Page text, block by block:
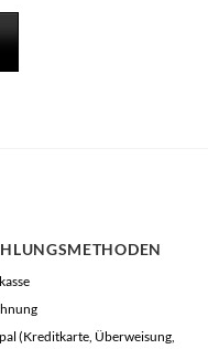
(Kreditkarte, Überweisung,